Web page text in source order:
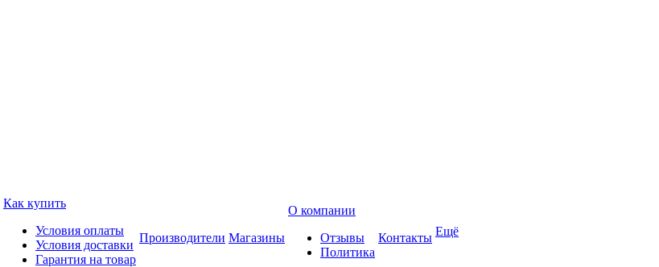
Как купить
Условия оплаты
Условия доставки
Гарантия на товар
Производители Магазины
О компании
Отзывы
Политика
Контакты Ещё